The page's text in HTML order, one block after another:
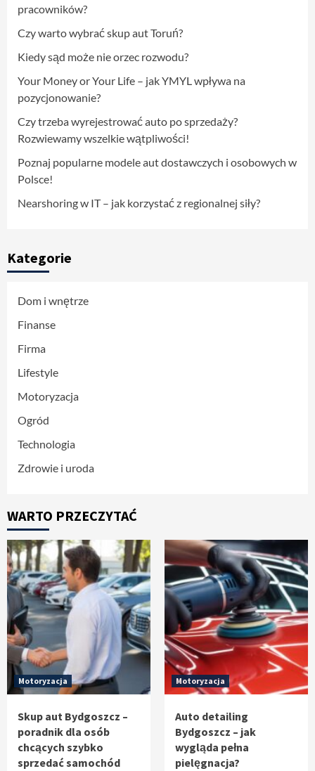
pracowników?
Czy warto wybrać skup aut Toruń?
Kiedy sąd może nie orzec rozwodu?
Your Money or Your Life – jak YMYL wpływa na
pozycjonowanie?
Czy trzeba wyrejestrować auto po sprzedaży?
Rozwiewamy wszelkie wątpliwości!
Poznaj popularne modele aut dostawczych i osobowych w
Polsce!
Nearshoring w IT – jak korzystać z regionalnej siły?
Kategorie
Dom i wnętrze
Finanse
Firma
Lifestyle
Motoryzacja
Ogród
Technologia
Zdrowie i uroda
WARTO PRZECZYTAĆ
Motoryzacja
Skup aut Bydgoszcz –
poradnik dla osób
chcących szybko
sprzedać samochód
Motoryzacja
Auto detailing
Bydgoszcz – jak
wygląda pełna
pielęgnacja?